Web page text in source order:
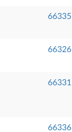
66335
66326
66331
66336